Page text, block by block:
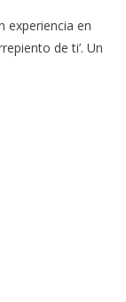
experiencia en
de ti’. Un